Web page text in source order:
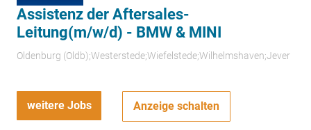
Assistenz der Aftersales-
Leitung(m/w/d) - BMW & MINI
Oldenburg (Oldb);Westerstede;Wiefelstede;Wilhelmshaven;Jever
weitere Jobs Anzeige schalten